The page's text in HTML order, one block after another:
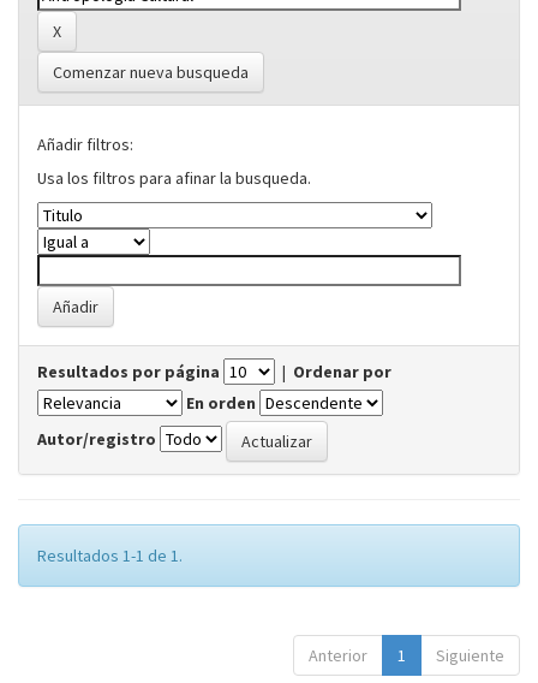
Comenzar nueva busqueda
Añadir filtros:
Usa los filtros para afinar la busqueda.
Resultados por página | Ordenar por
En orden
Autor/registro
Resultados 1-1 de 1.
Anterior 1 Siguiente